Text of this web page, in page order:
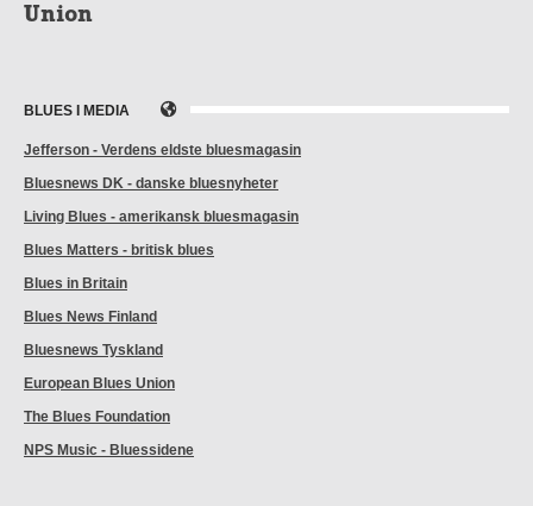
Union
BLUES I MEDIA
Jefferson - Verdens eldste bluesmagasin
Bluesnews DK - danske bluesnyheter
Living Blues - amerikansk bluesmagasin
Blues Matters - britisk blues
Blues in Britain
Blues News Finland
Bluesnews Tyskland
European Blues Union
The Blues Foundation
NPS Music - Bluessidene